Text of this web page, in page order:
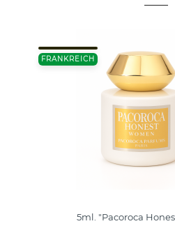
FRANKREICH
5ml. "Pacoroca